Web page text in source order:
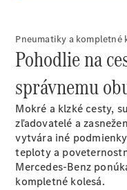
Pneumatiky a kompletné
Pohodlie na
správnemu
Mokré a klzké cesty,
zľadovatelé a
vytvára iné
teploty a
Mercedes-Benz
kompletné kolesá.